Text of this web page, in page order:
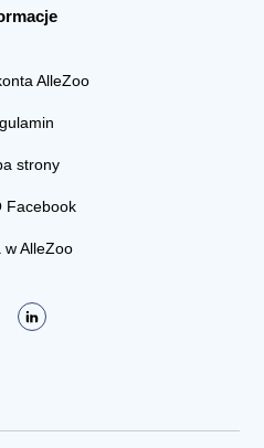
AlleZoo
strony
Facebook
w AlleZoo